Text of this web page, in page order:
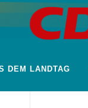
DEM LANDTAG